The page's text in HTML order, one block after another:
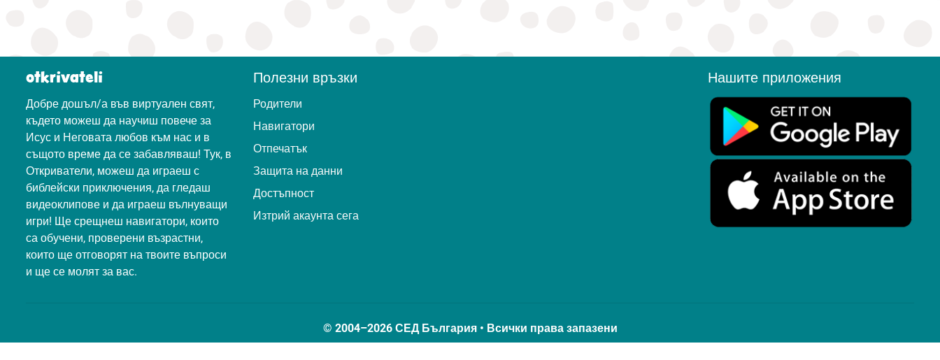
otkrivateli
Добре дошъл/а във виртуален свят,
където можеш да научиш повече за
Исус и Неговата любов към нас и в
същото време да се забавляваш! Тук, в
Откриватели, можеш да играеш с
библейски приключения, да гледаш
видеоклипове и да играеш вълнуващи
игри! Ще срещнеш навигатори, които
са обучени, проверени възрастни,
които ще отговорят на твоите въпроси
и ще се молят за вас.
Полезни връзки
Родители
Навигатори
Отпечатък
Защита на данни
Достъпност
Изтрий акаунта сега
Нашите приложения
© 2004–2026 СЕД България • Всички права запазени